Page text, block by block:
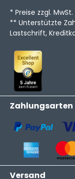
* Preise zzgl. MwSt.
** Unterstützte
Lastschrift,
Zahlungsarten
Versand